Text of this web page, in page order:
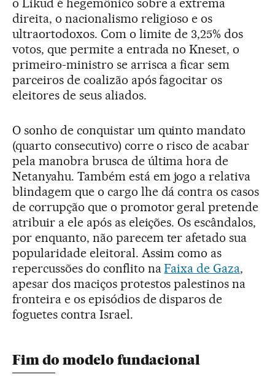
direita, o nacionalismo religioso e os
ultraortodoxos. Com o limite de 3,25% dos
votos, que permite a entrada no Kneset, o
primeiro-ministro se arrisca a ficar sem
parceiros de coalizão após fagocitar os
eleitores de seus aliados.
O sonho de conquistar um quinto mandato
(quarto consecutivo) corre o risco de acabar
pela manobra brusca de última hora de
Netanyahu. Também está em jogo a relativa
blindagem que o cargo lhe dá contra os casos
de corrupção que o promotor geral pretende
atribuir a ele após as eleições. Os escândalos,
por enquanto, não parecem ter afetado sua
popularidade eleitoral. Assim como as
repercussões do conflito naFaixa de Gaza,
apesar dos maciços protestos palestinos na
fronteira e os episódios de disparos de
foguetes contra Israel.
Fim do modelo fundacional